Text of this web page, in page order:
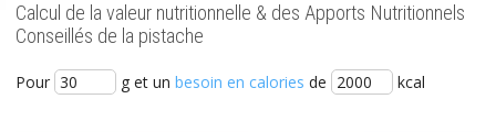
Calcul de la valeur nutritionnelle & des Apports Nutritionnels
Conseillés de la pistache
Pour g et un besoin en calories de kcal